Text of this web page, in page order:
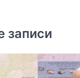
записи